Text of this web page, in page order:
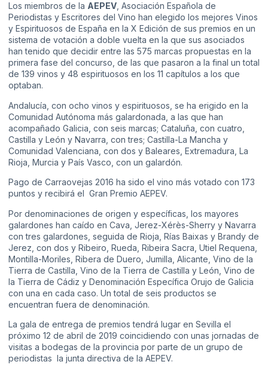
Los miembros de la AEPEV, Asociación Española de
Periodistas y Escritores del Vino han elegido los mejores Vinos
y Espirituosos de España en la X Edición de sus premios en un
sistema de votación a doble vuelta en la que sus asociados
han tenido que decidir entre las 575 marcas propuestas en la
primera fase del concurso, de las que pasaron a la final un total
de 139 vinos y 48 espirituosos en los 11 capítulos a los que
optaban.
Andalucía, con ocho vinos y espirituosos, se ha erigido en la
Comunidad Autónoma más galardonada, a las que han
acompañado Galicia, con seis marcas; Cataluña, con cuatro,
Castilla y León y Navarra, con tres; Castilla-La Mancha y
Comunidad Valenciana, con dos y Baleares, Extremadura, La
Rioja, Murcia y País Vasco, con un galardón.
Pago de Carraovejas 2016 ha sido el vino más votado con 173
puntos y recibirá el Gran Premio AEPEV.
Por denominaciones de origen y específicas, los mayores
galardones han caído en Cava, Jerez-Xérès-Sherry y Navarra
con tres galardones, seguida de Rioja, Rías Baixas y Brandy de
Jerez, con dos y Ribeiro, Rueda, Ribeira Sacra, Utiel Requena,
Montilla-Moriles, Ribera de Duero, Jumilla, Alicante, Vino de la
Tierra de Castilla, Vino de la Tierra de Castilla y León, Vino de
la Tierra de Cádiz y Denominación Específica Orujo de Galicia
con una en cada caso. Un total de seis productos se
encuentran fuera de denominación.
La gala de entrega de premios tendrá lugar en Sevilla el
próximo 12 de abril de 2019 coincidiendo con unas jornadas de
visitas a bodegas de la provincia por parte de un grupo de
periodistas la junta directiva de la AEPEV.